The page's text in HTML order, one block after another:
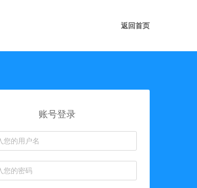
返回首页
账号登录